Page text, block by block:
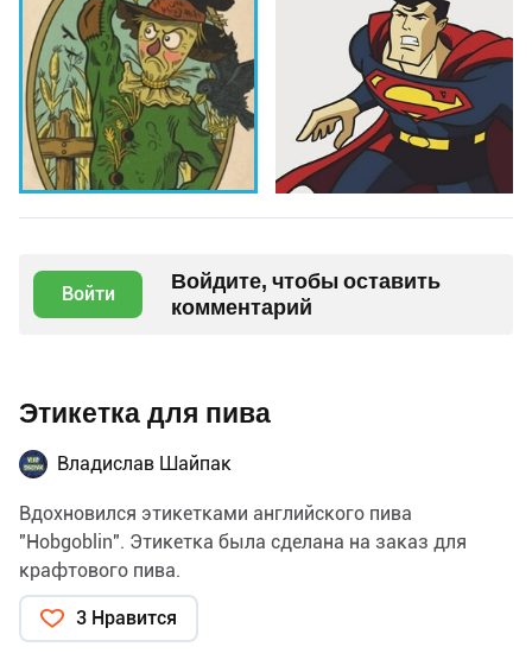
Войти
Войдите, чтобы оставить
комментарий
Этикетка для пива
Владислав Шайпак
Вдохновился этикетками английского пива
"Hobgoblin". Этикетка была сделана на заказ для
крафтового пива.
3 Нравится